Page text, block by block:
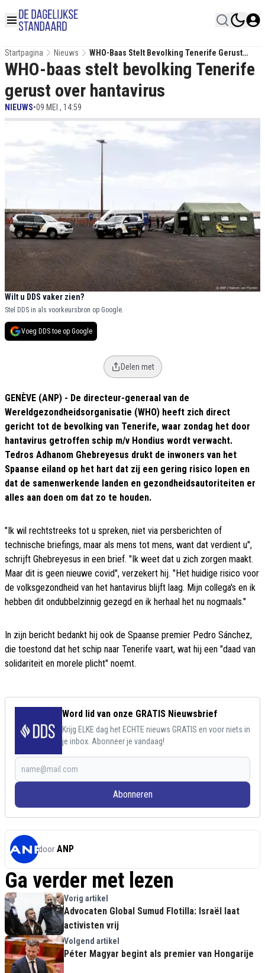
Startpagina Nieuws
WHO-Baas Stelt Bevolking Tenerife Gerust
Over Hantavirus
WHO-baas stelt bevolking Tenerife
gerust over hantavirus
NIEUWS•09 MEI , 14:59
Wilt u DDS vaker zien?
Stel DDS in als voorkeursbron op Google.
Voeg DDS toe op Google
Delen met
GENÈVE (ANP) - De directeur-generaal van de
Wereldgezondheidsorganisatie (WHO) heeft zich direct
gericht tot de bevolking van Tenerife, waar zondag het door
hantavirus getroffen schip m/v Hondius wordt verwacht.
Tedros Adhanom Ghebreyesus drukt de inwoners van het
Spaanse eiland op het hart dat zij een gering risico lopen en
dat de samenwerkende landen en gezondheidsautoriteiten er
alles aan doen om dat zo te houden.
"Ik wil rechtstreeks tot u spreken, niet via persberichten of
technische briefings, maar als mens tot mens, want dat verdient u",
schrijft Ghebreyesus in een brief. "Ik weet dat u zich zorgen maakt.
Maar dit is geen nieuwe covid", verzekert hij. "Het huidige risico voor
de volksgezondheid van het hantavirus blijft laag. Mijn collega's en ik
hebben dit ondubbelzinnig gezegd en ik herhaal het nu nogmaals."
In zijn bericht bedankt hij ook de Spaanse premier Pedro Sánchez,
die toestond dat het schip naar Tenerife vaart, wat hij een "daad van
solidariteit en morele plicht" noemt.
Word lid van onze GRATIS Nieuwsbrief
Krijg ELKE dag het ECHTE nieuws GRATIS en voor niets in
je inbox. Abonneer je vandaag!
Abonneren
door ANP
Ga verder met lezen
Vorig artikel
Advocaten Global Sumud Flotilla: Israël laat
activisten vrij
Volgend artikel
Péter Magyar begint als premier van Hongarije